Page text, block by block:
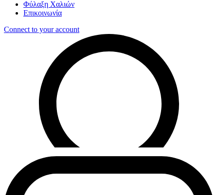
Φύλαξη Χαλιών
Επικοινωνία
Connect to your account